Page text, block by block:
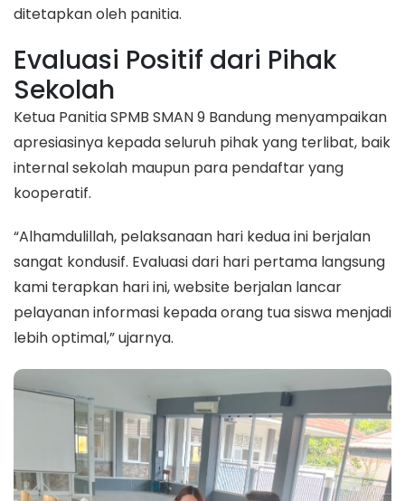
ditetapkan oleh panitia.
Evaluasi Positif dari Pihak
Sekolah
Ketua Panitia SPMB SMAN 9 Bandung menyampaikan
apresiasinya kepada seluruh pihak yang terlibat, baik
internal sekolah maupun para pendaftar yang
kooperatif.
“Alhamdulillah, pelaksanaan hari kedua ini berjalan
sangat kondusif. Evaluasi dari hari pertama langsung
kami terapkan hari ini, website berjalan lancar
pelayanan informasi kepada orang tua siswa menjadi
lebih optimal,” ujarnya.